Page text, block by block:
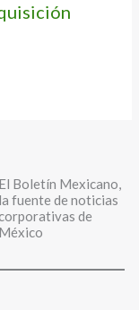
El Boletín Mexicano,
la fuente de noticias
de
México